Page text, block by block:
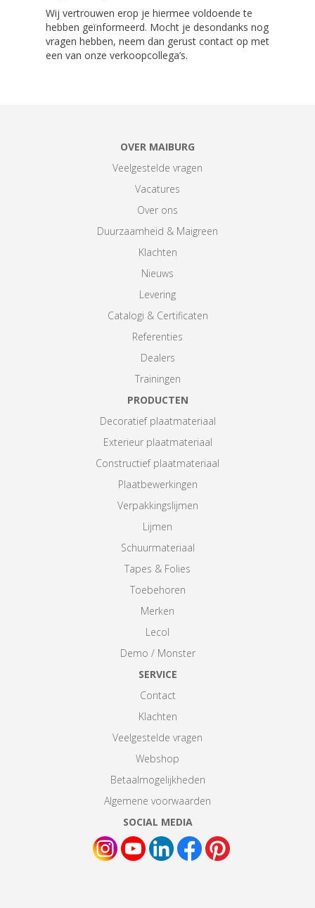
Wij vertrouwen erop je hiermee voldoende te
hebben geïnformeerd. Mocht je desondanks nog
vragen hebben, neem dan gerust contact op met
een van onze verkoopcollega’s.
OVER MAIBURG
Veelgestelde vragen
Vacatures
Over ons
Duurzaamheid & Maigreen
Klachten
Nieuws
Levering
Catalogi & Certificaten
Referenties
Dealers
Trainingen
PRODUCTEN
Decoratief plaatmateriaal
Exterieur plaatmateriaal
Constructief plaatmateriaal
Plaatbewerkingen
Verpakkingslijmen
Lijmen
Schuurmateriaal
Tapes & Folies
Toebehoren
Merken
Lecol
Demo / Monster
SERVICE
Contact
Klachten
Veelgestelde vragen
Webshop
Betaalmogelijkheden
Algemene voorwaarden
SOCIAL MEDIA